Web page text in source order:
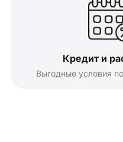
Кредит и
Выгодные условия